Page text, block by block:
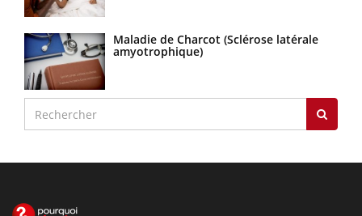
Maladie de Charcot (Sclérose latérale
amyotrophique)